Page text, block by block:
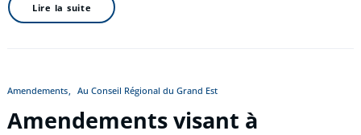
Lire la suite
Amendements Au Conseil Régional du Grand Est
Amendements visant à